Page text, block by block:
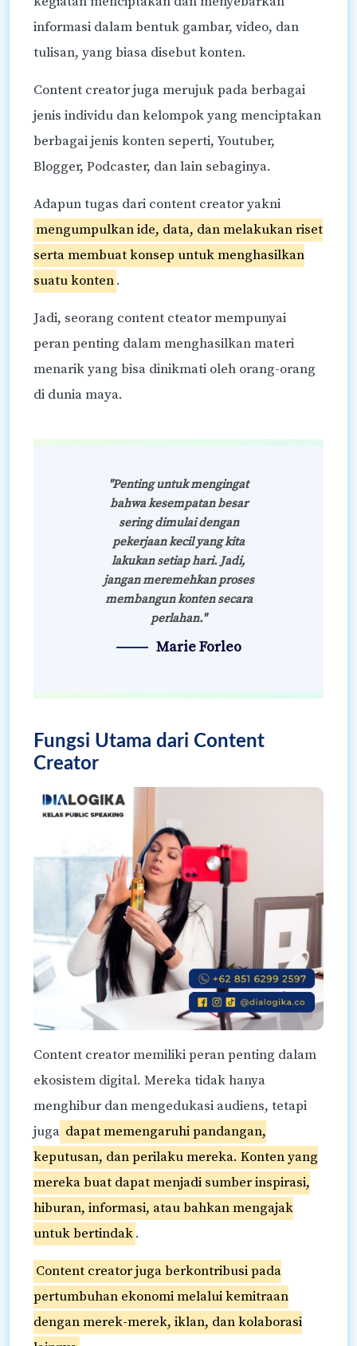
informasi dalam bentuk gambar, video, dan
tulisan, yang biasa disebut konten.
Content creator juga merujuk pada berbagai
jenis individu dan kelompok yang menciptakan
berbagai jenis konten seperti, Youtuber,
Blogger, Podcaster, dan lain sebaginya.
Adapun tugas dari content creator yakni
mengumpulkan ide, data, dan melakukan riset
serta membuat konsep untuk menghasilkan
suatu konten.
Jadi, seorang content cteator mempunyai
peran penting dalam menghasilkan materi
menarik yang bisa dinikmati oleh orang-orang
di dunia maya.
"Penting untuk mengingat
bahwa kesempatan besar
sering dimulai dengan
pekerjaan kecil yang kita
lakukan setiap hari. Jadi,
jangan meremehkan proses
membangun konten secara
perlahan."
Marie Forleo
Fungsi Utama dari Content
Creator
Content creator memiliki peran penting dalam
ekosistem digital. Mereka tidak hanya
menghibur dan mengedukasi audiens, tetapi
juga dapat memengaruhi pandangan,
keputusan, dan perilaku mereka. Konten yang
mereka buat dapat menjadi sumber inspirasi,
hiburan, informasi, atau bahkan mengajak
untuk bertindak.
Content creator juga berkontribusi pada
pertumbuhan ekonomi melalui kemitraan
dengan merek-merek, iklan, dan kolaborasi